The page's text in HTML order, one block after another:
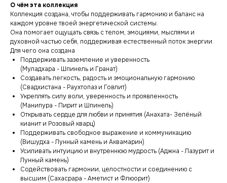
О чём эта коллекция
Коллекция создана, чтобы поддерживать гармонию и баланс на
каждом уровне твоей энергетической системы.
Она помогает ощущать связь с телом, эмоциями, мыслями и
духовной частью себя, поддерживая естественный поток энергии.
Для чего она создана
Поддерживать заземление и уверенность
(Муладхара - Шпинель и Гранат)
Создавать легкость, радость и эмоциональную гармонию
(Свадхистана - Раухтопаз и Говлит)
Укреплять силу воли, уверенность и проявленность
(Манипура - Пирит и Шпинель)
Открывать сердце для любви и принятия (Анахата- Зелёный
кианит и Розовый кварц)
Поддерживать свободное выражение и коммуникацию
(Вишудха - Лунный камень и Аквамарин)
Усиливать интуицию и внутреннюю мудрость (Аджна - Лазурит и
Лунный камень)
Содействовать гармонии, целостности и соединению с
высшим (Сахасрара - Аметист и Флюорит)